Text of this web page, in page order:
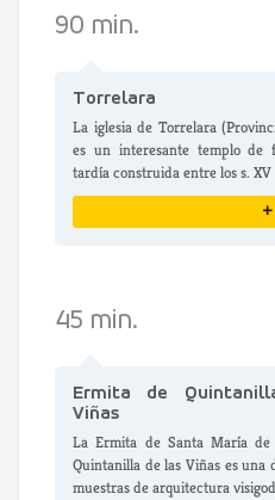
90 min.
Torrelara
La iglesia de Torrelara
es un interesante templo de
tardía construida entre los s. XV
+
45 min.
Ermita de
Viñas
La Ermita de Santa María
Quintanilla de las Viñas es una
muestras de arquitectura